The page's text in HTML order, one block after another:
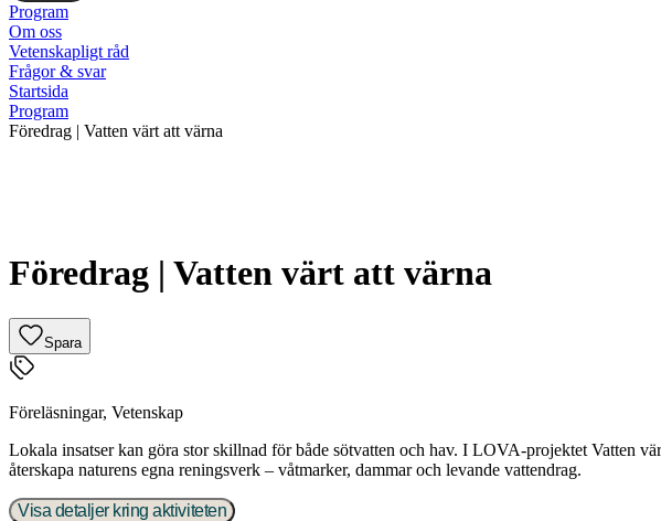
Program
Om oss
Vetenskapligt råd
Frågor & svar
Startsida
Program
Föredrag | Vatten värt att värna
Föredrag | Vatten värt att värna
Spara
Föreläsningar, Vetenskap
Lokala insatser kan göra stor skillnad för både sötvatten och hav. I LOVA-projektet Vatten
återskapa naturens egna reningsverk – våtmarker, dammar och levande vattendrag.
Visa detaljer kring aktiviteten